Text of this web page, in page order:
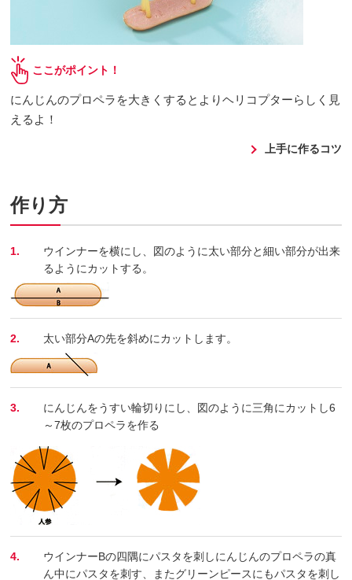
ここがポイント！
にんじんのプロペラを大きくするとよりヘリコプターらしく見
えるよ！
上手に作るコツ
作り方
1.
ウインナーを横にし、図のように太い部分と細い部分が出来
るようにカットする。
2. 太い部分Aの先を斜めにカットします。
3.
にんじんをうすい輪切りにし、図のように三角にカットし6
～7枚のプロペラを作る
4.
ウインナーBの四隅にパスタを刺しにんじんのプロペラの真
ん中にパスタを刺す、またグリーンピースにもパスタを刺し